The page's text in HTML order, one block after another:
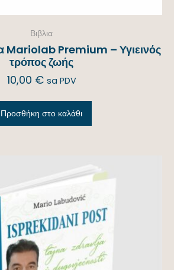
Βιβλια
Mariolab Premium – Υγιεινός
τρόπος ζωής
10,00 € sa PDV
Προσθήκη στο καλάθι